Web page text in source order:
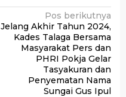
Pos berikutnya
Jelang Akhir Tahun 2024,
Kades Talaga Bersama
Masyarakat Pers dan
PHRI Pokja Gelar
Tasyakuran dan
Penyematan Nama
Sungai Gus Ipul